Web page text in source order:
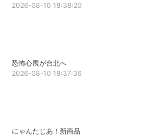
2026-08-10 18:38:20
恐怖心展が台北へ
2026-08-10 18:37:36
にゃんたじあ！新商品